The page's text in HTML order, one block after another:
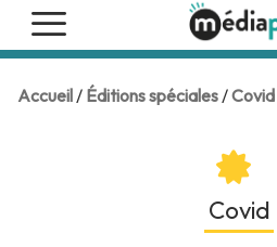
Accueil/ Éditions spéciales/Covid
Covid